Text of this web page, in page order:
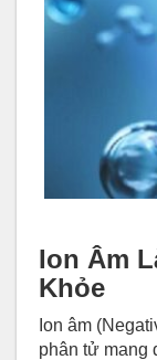
Ion Âm
Khỏe
Ion âm
phân tử mang